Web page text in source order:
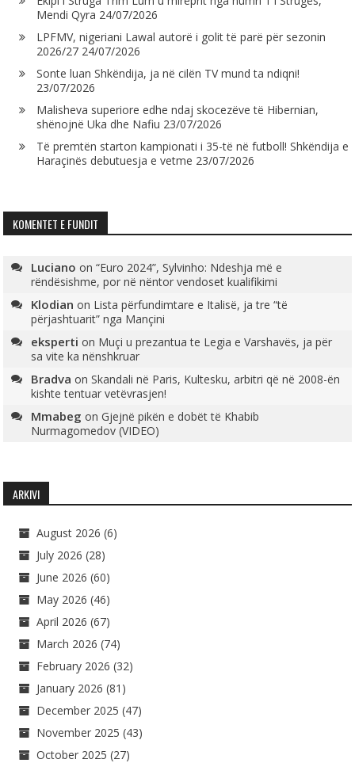
Mendi Qyra 24/07/2026
LPFMV, nigeriani Lawal autorë i golit të parë për sezonin
2026/27 24/07/2026
Sonte luan Shkëndija, ja në cilën TV mund ta ndiqni!
23/07/2026
Malisheva superiore edhe ndaj skocezëve të Hibernian,
shënojnë Uka dhe Nafiu 23/07/2026
Të premtën starton kampionati i 35-të në futboll! Shkëndija e
Haraçinës debutuesja e vetme 23/07/2026
KOMENTET E FUNDIT
Luciano on“Euro 2024”, Sylvinho: Ndeshja më e
rëndësishme, por në nëntor vendoset kualifikimi
Klodian on Lista përfundimtare e Italisë, ja tre “të
përjashtuarit” nga Mançini
eksperti on Muçi u prezantua te Legia e Varshavës, ja për
sa vite ka nënshkruar
Bradva onSkandali në Paris, Kultesku, arbitri që në 2008-ën
kishte tentuar vetëvrasjen!
Mmabeg onGjejnë pikën e dobët të Khabib
Nurmagomedov (VIDEO)
ARKIVI
August 2026 (6)
July 2026 (28)
June 2026 (60)
May 2026 (46)
April 2026 (67)
March 2026 (74)
February 2026 (32)
January 2026 (81)
December 2025 (47)
November 2025 (43)
October 2025 (27)